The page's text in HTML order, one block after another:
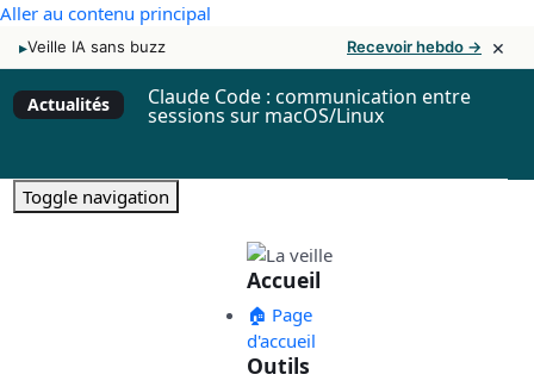
Aller au contenu principal
▸Veille IA sans buzz Recevoir hebdo → ×
Actualités Claude Code : communication entre
sessions sur macOS/Linux
Toggle navigation
Accueil
🏠 Page
d'accueil
Outils